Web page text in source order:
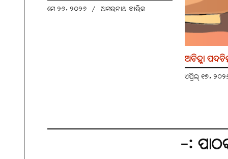
ମେ ୨୬, ୨୦୨୬ / ଅମରନାଥ ବାରିକ
ଅଚିହ୍ନା
ଏପ୍ରିଲ୍ ୧୭,
-: